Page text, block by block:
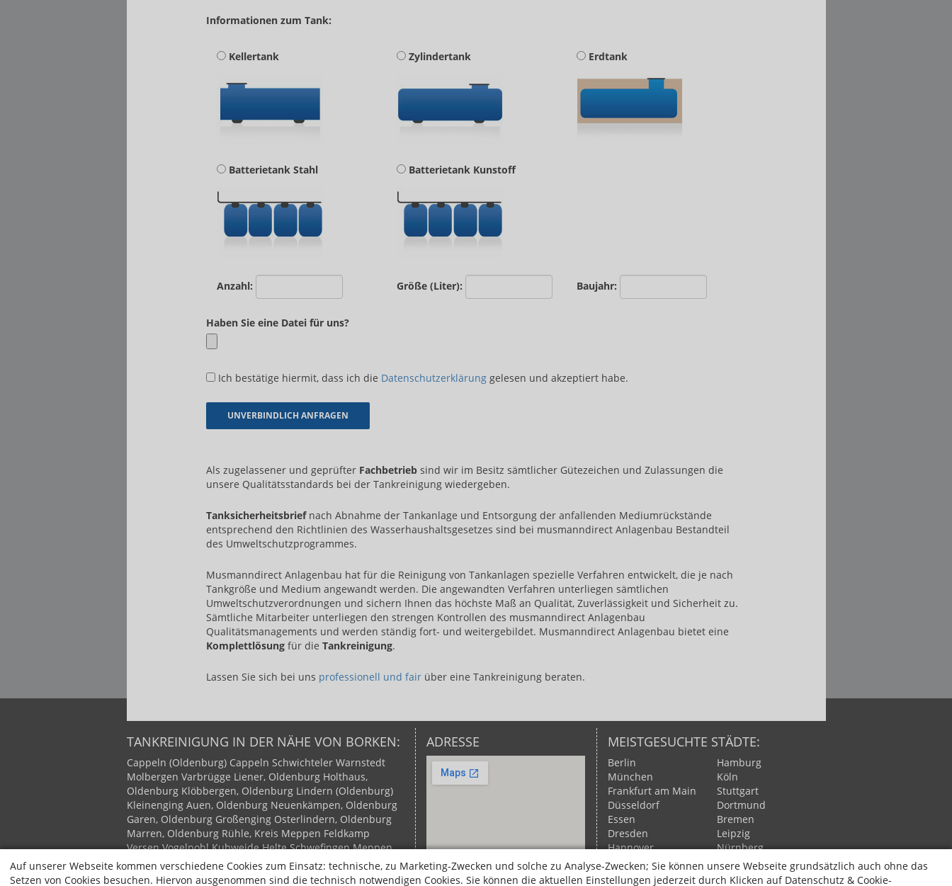
Informationen zum Tank:
Kellertank Zylindertank Erdtank
Batterietank Stahl Batterietank Kunstoff
Anzahl: Größe (Liter): Baujahr:
Haben Sie eine Datei für uns?
Ich bestätige hiermit, dass ich die Datenschutzerklärunggelesen und akzeptiert habe.
Als zugelassener und geprüfter Fachbetriebsind wir im Besitz sämtlicher Gütezeichen und Zulassungen die
unsere Qualitätsstandards bei der Tankreinigung wiedergeben.
Tanksicherheitsbriefnach Abnahme der Tankanlage und Entsorgung der anfallenden Mediumrückstände
entsprechend den Richtlinien des Wasserhaushaltsgesetzes sind bei musmanndirect Anlagenbau Bestandteil
des Umweltschutzprogrammes.
Musmanndirect Anlagenbau hat für die Reinigung von Tankanlagen spezielle Verfahren entwickelt, die je nach
Tankgröße und Medium angewandt werden. Die angewandten Verfahren unterliegen sämtlichen
Umweltschutzverordnungen und sichern Ihnen das höchste Maß an Qualität, Zuverlässigkeit und Sicherheit zu.
Sämtliche Mitarbeiter unterliegen den strengen Kontrollen des musmanndirect Anlagenbau
Qualitätsmanagements und werden ständig fort- und weitergebildet. Musmanndirect Anlagenbau bietet eine
Komplettlösungfür die Tankreinigung.
Lassen Sie sich bei uns ​ professionell und fair​über eine Tankreinigung beraten.
TANKREINIGUNG IN DER NÄHE VON BORKEN:
Cappeln (Oldenburg) Cappeln Schwichteler Warnstedt
Molbergen Varbrügge Liener, Oldenburg Holthaus,
Oldenburg Klöbbergen, Oldenburg Lindern (Oldenburg)
Kleinenging Auen, Oldenburg Neuenkämpen, Oldenburg
Garen, Oldenburg Großenging Osterlindern, Oldenburg
Marren, Oldenburg Rühle, Kreis Meppen Feldkamp
Versen Vogelpohl Kuhweide Helte Schwefingen Meppen
Bokeloh, Kreis Meppen Groß Fullen Hüntel Orde
Teglingen Wekenborg Holthausen Klein Fullen Apeldorn,
ADRESSE MEISTGESUCHTE STÄDTE:
Berlin
München
Frankfurt am Main
Düsseldorf
Essen
Dresden
Hannover
Duisburg
Wuppertal
Hamburg
Köln
Stuttgart
Dortmund
Bremen
Leipzig
Nürnberg
Bochum
Bielefeld
Auf unserer Webseite kommen verschiedene Cookies zum Einsatz: technische, zu Marketing-Zwecken und solche zu Analyse-Zwecken; Sie können unsere Webseite grundsätzlich auch ohne das
Setzen von Cookies besuchen. Hiervon ausgenommen sind die technisch notwendigen Cookies. Sie können die aktuellen Einstellungen jederzeit durch Klicken auf Datenschutz & Cookie-